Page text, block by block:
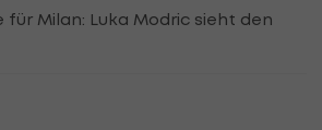
für Milan: Luka Modric sieht den